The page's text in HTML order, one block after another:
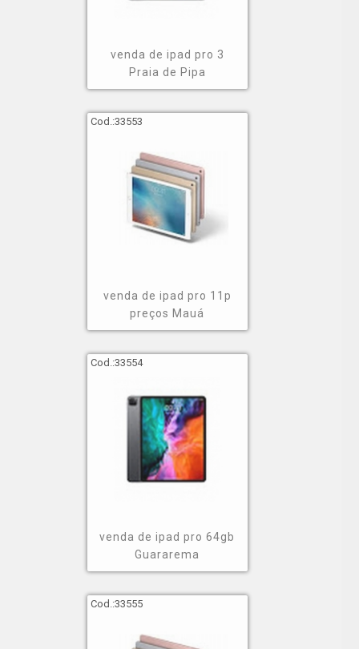
venda de ipad pro 3
Praia de Pipa
Cod.:33553
venda de ipad pro 11p
preços Mauá
Cod.:33554
venda de ipad pro 64gb
Guararema
Cod.:33555